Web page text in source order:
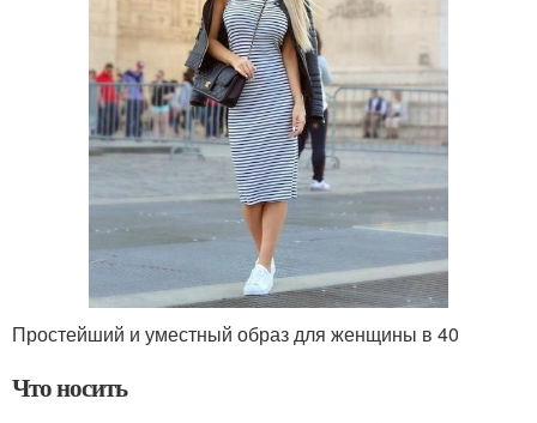
Простейший и уместный образ для женщины в 40
Что носить